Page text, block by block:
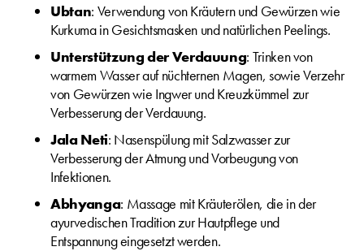
Ubtan: Verwendung von Kräutern und Gewürzen wie
Kurkuma in Gesichtsmasken und natürlichen Peelings.
Unterstützung der Verdauung: Trinken von
warmem Wasser auf nüchternen Magen, sowie Verzehr
von Gewürzen wie Ingwer und Kreuzkümmel zur
Verbesserung der Verdauung.
Jala Neti: Nasenspülung mit Salzwasser zur
Verbesserung der Atmung und Vorbeugung von
Infektionen.
Abhyanga: Massage mit Kräuterölen, die in der
ayurvedischen Tradition zur Hautpflege und
Entspannung eingesetzt werden.